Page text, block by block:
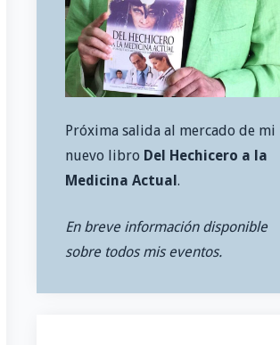
Próxima salida al mercado de mi
nuevo libro Del Hechicero a la
Medicina Actual.
En breve información disponible
sobre todos mis eventos.